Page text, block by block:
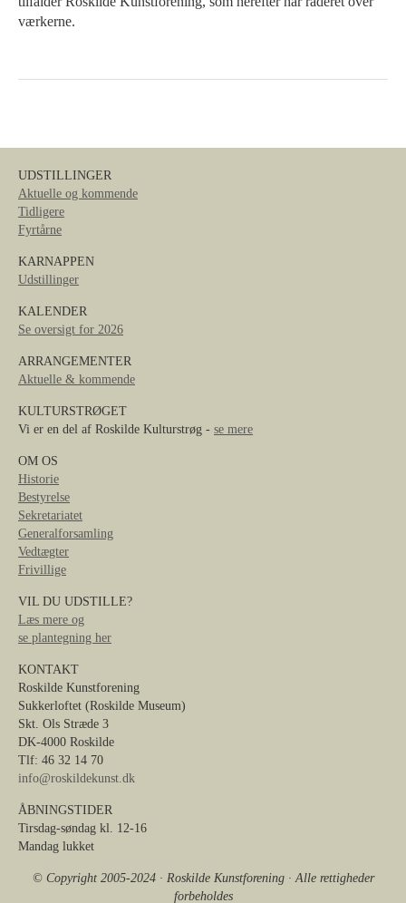
værkerne.
UDSTILLINGER
Aktuelle og kommende
Tidligere
Fyrtårne
KARNAPPEN
Udstillinger
KALENDER
Se oversigt for 2026
ARRANGEMENTER
Aktuelle & kommende
KULTURSTRØGET
Vi er en del af Roskilde Kulturstrøg - se mere
OM OS
Historie
Bestyrelse
Sekretariatet
Generalforsamling
Vedtægter
Frivillige
VIL DU UDSTILLE?
Læs mere og
se plantegning her
KONTAKT
Roskilde Kunstforening
Sukkerloftet (Roskilde Museum)
Skt. Ols Stræde 3
DK-4000 Roskilde
Tlf: 46 32 14 70
info@roskildekunst.dk
ÅBNINGSTIDER
Tirsdag-søndag kl. 12-16
Mandag lukket
© Copyright 2005-2024 · Roskilde Kunstforening · Alle rettigheder
forbeholdes